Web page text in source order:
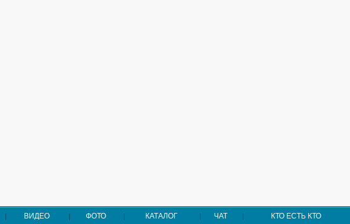
ВИДЕО ФОТО КАТАЛОГ ЧАТ КТО ЕСТЬ КТО